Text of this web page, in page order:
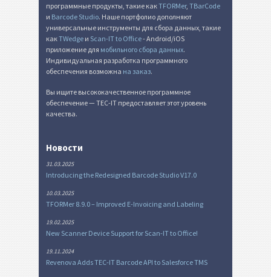
программные продукты, такие какTFORMer, TBarCode
и Barcode Studio. Наше портфолио дополняют
универсальные инструменты для сбора данных, такие
какTWedge и Scan-IT to Office- Android/iOS
приложение для мобильного сбора данных.
Индивидуальная разработка программного
обеспечения возможна на заказ.
Вы ищите высококачественное программное
обеспечение — TEC-IT предоставляет этот уровень
качества.
Новости
31.03.2025
Introducing the Redesigned Barcode Studio V17.0
10.03.2025
TFORMer 8.9.0 – Improved E-Invoicing and Labeling
19.02.2025
New Scanner Device Support for Scan-IT to Office!
19.11.2024
Revenova Adds TEC-IT Barcode API to Salesforce TMS